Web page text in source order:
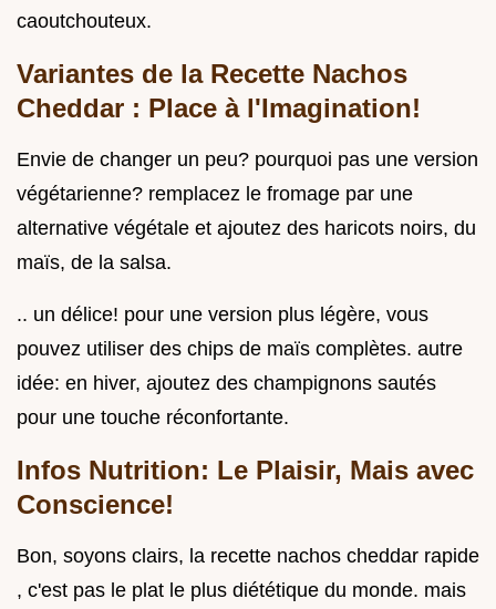
caoutchouteux.
Variantes de la Recette Nachos
Cheddar : Place à l'Imagination!
Envie de changer un peu? pourquoi pas une version
végétarienne? remplacez le fromage par une
alternative végétale et ajoutez des haricots noirs, du
maïs, de la salsa.
.. un délice! pour une version plus légère, vous
pouvez utiliser des chips de maïs complètes. autre
idée: en hiver, ajoutez des champignons sautés
pour une touche réconfortante.
Infos Nutrition: Le Plaisir, Mais avec
Conscience!
Bon, soyons clairs, la recette nachos cheddar rapide
, c'est pas le plat le plus diététique du monde. mais